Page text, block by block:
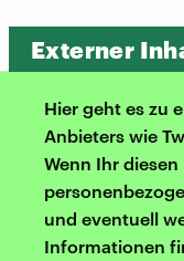
Externer
Hier geht es zu
Anbieters wie
Wenn Ihr
und eventuell
Informationen